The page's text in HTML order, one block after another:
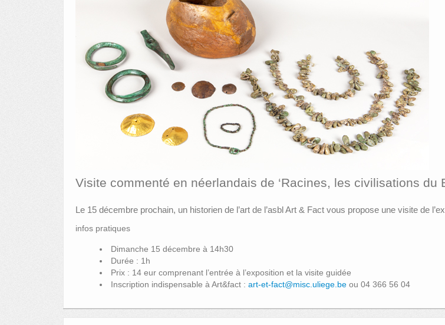
Visite commenté en néerlandais de ‘Racines, les civilisations du
Le 15 décembre prochain, un historien de l’art de l’asbl Art & Fact vous propose une visite de
infos pratiques
Dimanche 15 décembre à 14h30
Durée : 1h
Prix : 14 eur comprenant l’entrée à l’exposition et la visite guidée
Inscription indispensable à Art&fact : art-et-fact@misc.uliege.beou 04 366 56 04